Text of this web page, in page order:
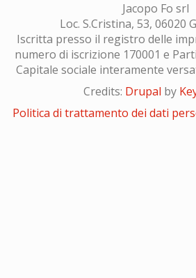
Jacopo Fo srl
Loc. S.Cristina, 53, 06020
Iscritta presso il registro delle
numero di iscrizione 170001 e
Capitale sociale interamente
Credits: Drupal by
Politica di trattamento dei dati